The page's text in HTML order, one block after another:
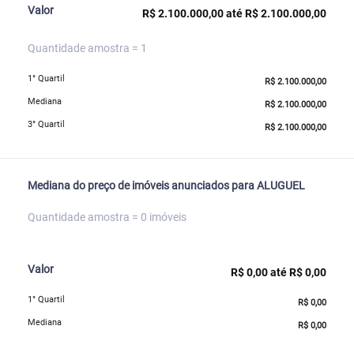
Valor R$ 2.100.000,00 até R$ 2.100.000,00
Quantidade amostra = 1
1° Quartil
R$ 2.100.000,00
Mediana
R$ 2.100.000,00
3° Quartil
R$ 2.100.000,00
Mediana do preço de imóveis anunciados para ALUGUEL
Quantidade amostra = 0 imóveis
Valor R$ 0,00 até R$ 0,00
1° Quartil
R$ 0,00
Mediana
R$ 0,00